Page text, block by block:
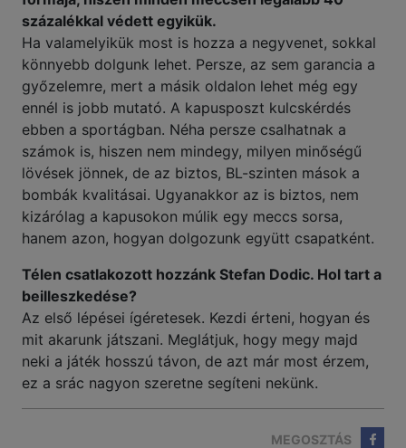
százalékkal védett egyikük.
Ha valamelyikük most is hozza a negyvenet, sokkal
könnyebb dolgunk lehet. Persze, az sem garancia a
győzelemre, mert a másik oldalon lehet még egy
ennél is jobb mutató. A kapusposzt kulcskérdés
ebben a sportágban. Néha persze csalhatnak a
számok is, hiszen nem mindegy, milyen minőségű
lövések jönnek, de az biztos, BL-szinten mások a
bombák kvalitásai. Ugyanakkor az is biztos, nem
kizárólag a kapusokon múlik egy meccs sorsa,
hanem azon, hogyan dolgozunk együtt csapatként.
Télen csatlakozott hozzánk Stefan Dodic. Hol tart a
beilleszkedése?
Az első lépései ígéretesek. Kezdi érteni, hogyan és
mit akarunk játszani. Meglátjuk, hogy megy majd
neki a játék hosszú távon, de azt már most érzem,
ez a srác nagyon szeretne segíteni nekünk.
MEGOSZTÁS